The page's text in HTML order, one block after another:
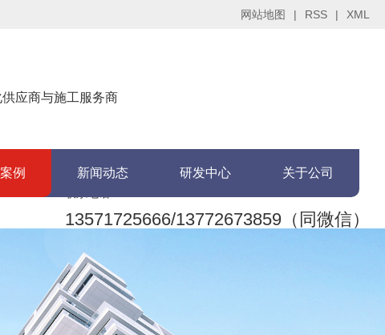
网站地图 | RSS | XML
应商与施工服务商
13571725666/13772673859（同微信）
例 新闻动态 研发中心 关于公司